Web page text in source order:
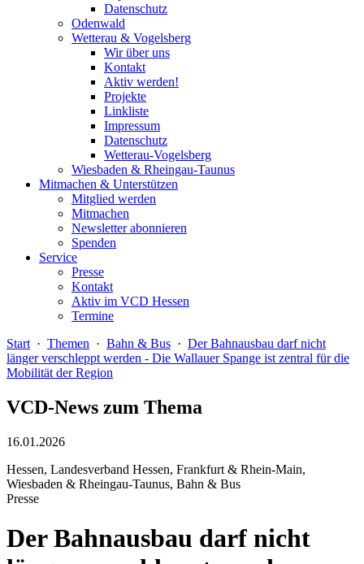
Datenschutz
Odenwald
Wetterau & Vogelsberg
Wir über uns
Kontakt
Aktiv werden!
Projekte
Linkliste
Impressum
Datenschutz
Wetterau-Vogelsberg
Wiesbaden & Rheingau-Taunus
Mitmachen & Unterstützen
Mitglied werden
Mitmachen
Newsletter abonnieren
Spenden
Service
Presse
Kontakt
Aktiv im VCD Hessen
Termine
Start · Themen · Bahn & Bus · Der Bahnausbau darf nicht
länger verschleppt werden - Die Wallauer Spange ist zentral für die
Mobilität der Region
VCD-News zum Thema
16.01.2026
Hessen, Landesverband Hessen, Frankfurt & Rhein-Main,
Wiesbaden & Rheingau-Taunus, Bahn & Bus
Presse
Der Bahnausbau darf nicht